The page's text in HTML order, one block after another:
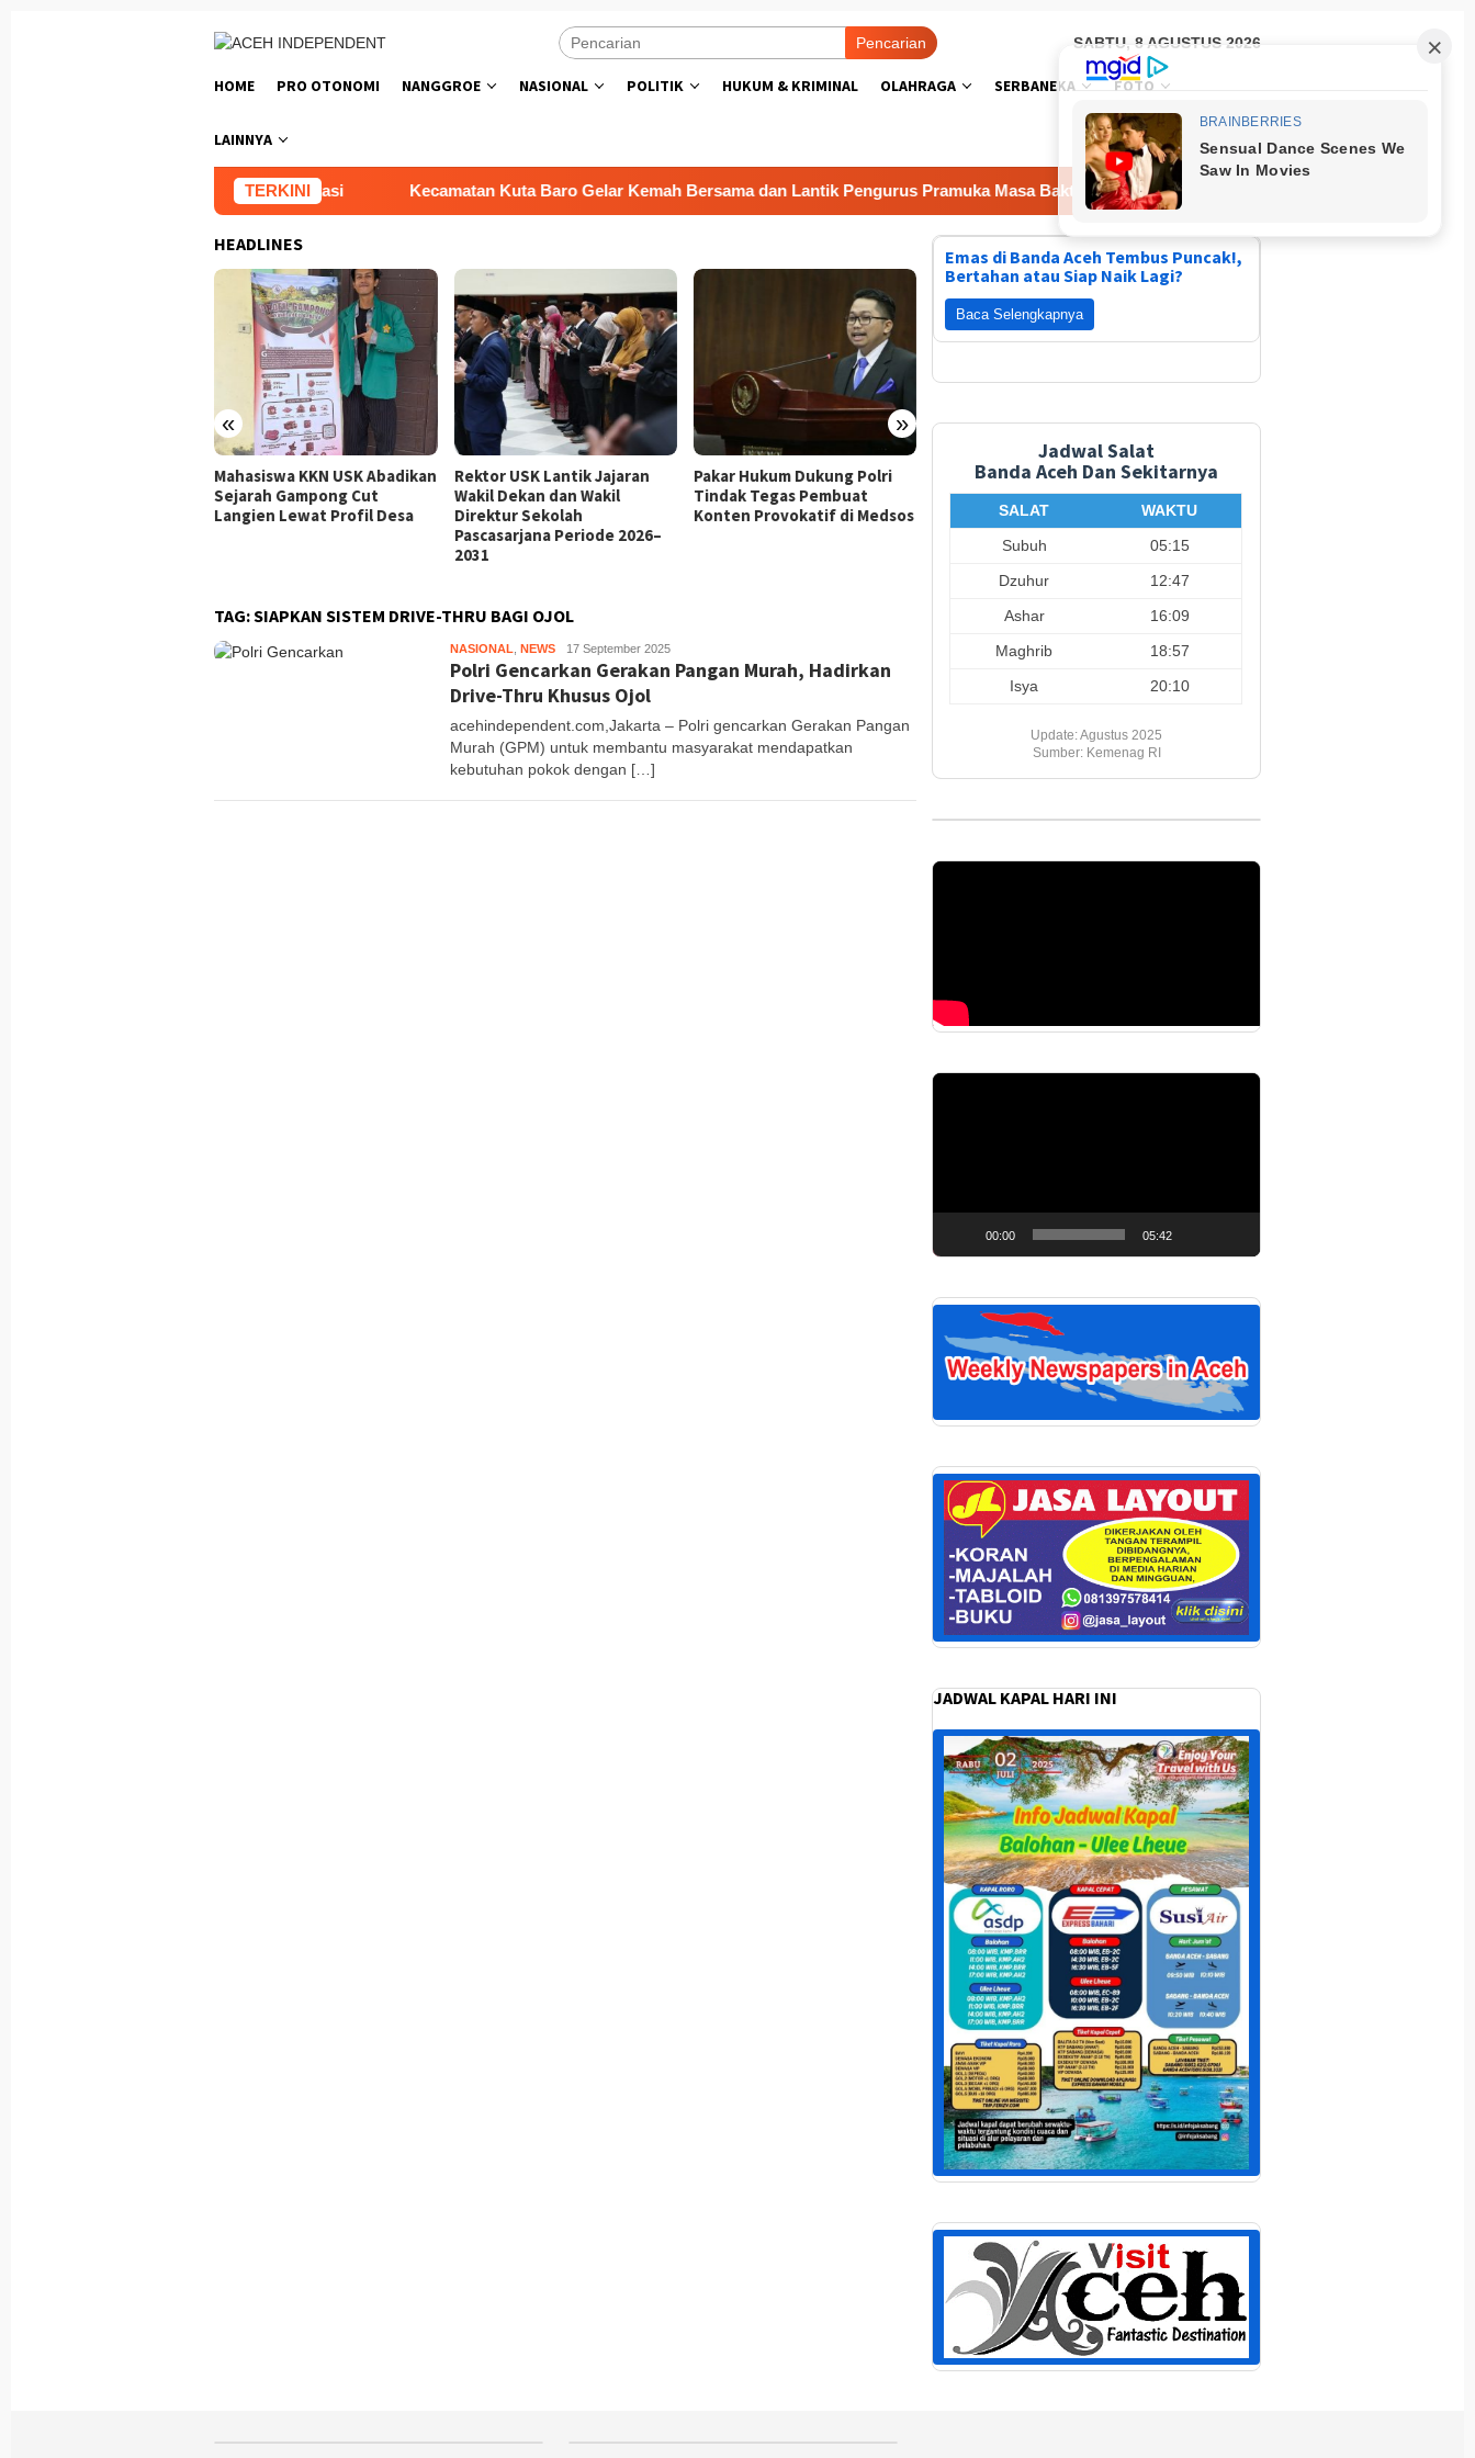
Pencarian SABTU, 8 AGUSTUS 2026
HOME PRO OTONOMI NANGGROE NASIONAL POLITIK HUKUM & KRIMINAL OLAHRAGA SERBANEKA FOTO
LAINNYA
TERKINI
Konstruksi Melalui Sertifikasi Kecamatan Kuta Baro Gelar Kemah Bersama dan Lantik Pengurus Pramuka Masa Bakti 2026-2031 Mahasiswa KKN USK Abadikan Sejarah
HEADLINES
« »
Mahasiswa KKN USK Abadikan
Sejarah Gampong Cut
Langien Lewat Profil Desa
Rektor USK Lantik Jajaran
Wakil Dekan dan Wakil
Direktur Sekolah
Pascasarjana Periode 2026–
2031
Pakar Hukum Dukung Polri
Tindak Tegas Pembuat
Konten Provokatif di Medsos
Pemkab Aceh Besar Dukung
Peningkatan Kompetensi
Tenaga Kerja Konstruksi
Melalui Sertifikasi
Kecamatan Kuta Baro Gelar
Kemah Bersama dan Lantik
Pengurus Pramuka Masa
Bakti 2026-2031
TAG:SIAPKAN SISTEM DRIVE-THRU BAGI OJOL
NASIONAL NEWS Tanjong
17 September 2025
Polri Gencarkan Gerakan Pangan Murah, Hadirkan
Drive-Thru Khusus Ojol
acehindependent.com,Jakarta – Polri gencarkan Gerakan Pangan
Murah (GPM) untuk membantu masyarakat mendapatkan
kebutuhan pokok dengan […]
Emas di Banda Aceh Tembus Puncak!,
Bertahan atau Siap Naik Lagi?
Baca Selengkapnya
Jadwal Salat
Banda Aceh Dan Sekitarnya
SALAT
WAKTU
Subuh
05:15
Dzuhur
12:47
Ashar
16:09
Maghrib
18:57
Isya
20:10
Update: Agustus 2025
Sumber: Kemenag RI
Pemutar
00:00 05:42
JADWAL KAPAL HARI INI